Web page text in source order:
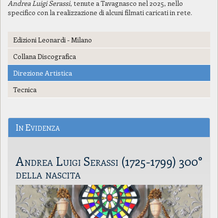
Andrea Luigi Serassi, tenute a Tavagnasco nel 2025, nello
specifico con la realizzazione di alcuni filmati caricati in rete.
Edizioni Leonardi - Milano
Collana Discografica
Direzione Artistica
Tecnica
In Evidenza
Andrea Luigi Serassi (1725-1799) 300°
della nascita